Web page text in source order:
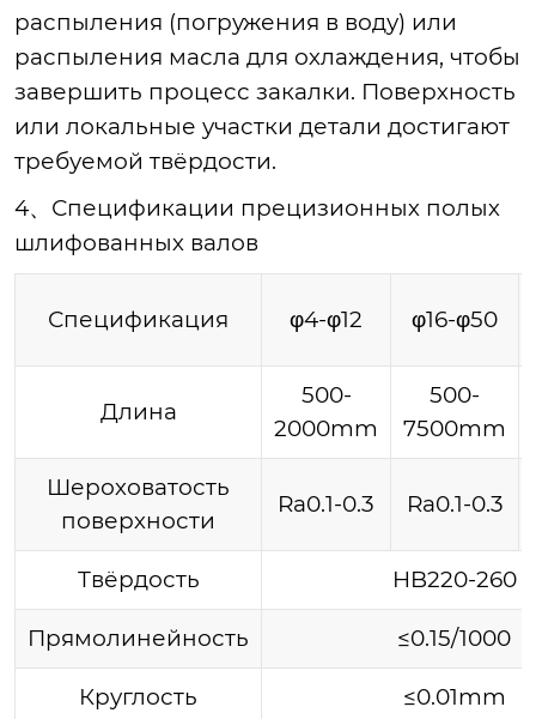
распыления (погружения в воду) или
распыления масла для охлаждения, чтобы
завершить процесс закалки. Поверхность
или локальные участки детали достигают
требуемой твёрдости.
4、Спецификации прецизионных полых
шлифованных валов
Спецификация φ4-φ12 φ16-φ50
Длина
500-
2000mm
500-
7500mm
Шероховатость
поверхности
Ra0.1-0.3 Ra0.1-0.3
Твёрдость HB220-260
Прямолинейность ≤0.15/1000
Круглость ≤0.01mm